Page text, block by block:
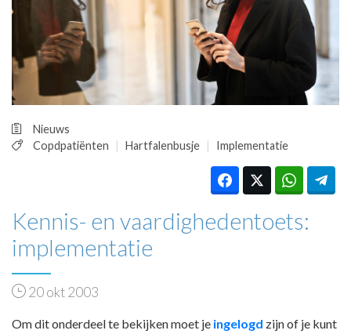
HUISARTSENPOST
PRAKTIJKZAKEN
TARIEVEN
VPHUISARTSEN
MEDISCHE VAKHANDEL
REGISTRATIE
Nieuws
Copdpatiënten
Hartfalenbusje Implementatie
Kennis- en vaardighedentoets:
implementatie
20 okt 2003
Om dit onderdeel te bekijken moet je ingelogd zijn of je kunt